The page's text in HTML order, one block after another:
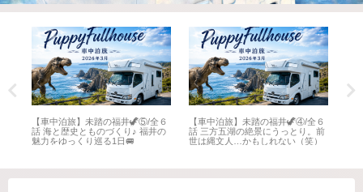
【車中泊旅】未踏の福井🦖⑤/全６
話 海と歴史とものづくり♪ 福井の
魅力をゆっくり巡る1日🚐
【車中泊旅】未踏の福井🦖④/全６
話 三方五湖の絶景にうっとり。前
世は縄文人…かもしれない（笑）